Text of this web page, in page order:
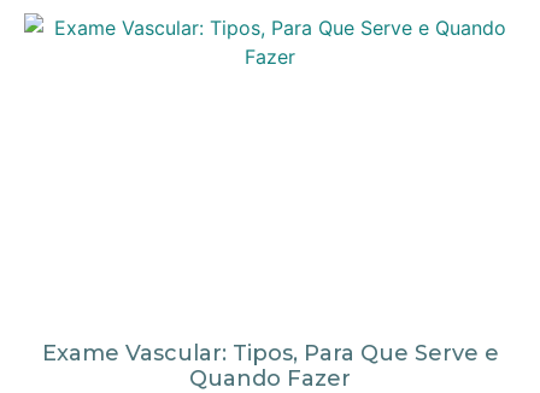
Exame Vascular: Tipos, Para Que Serve e
Quando Fazer